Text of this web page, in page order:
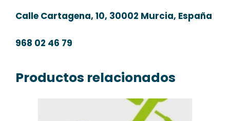
Calle Cartagena, 10, 30002 Murcia, España
968 02 46 79
Productos relacionados